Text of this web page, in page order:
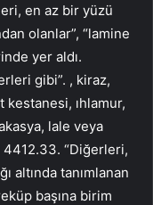
en az bir yüzü
olanlar”, “lamine
yer aldı.
gibi”. , kiraz,
kestanesi, ıhlamur,
lale veya
4412.33. “Diğerleri,
altında tanımlanan
başına birim